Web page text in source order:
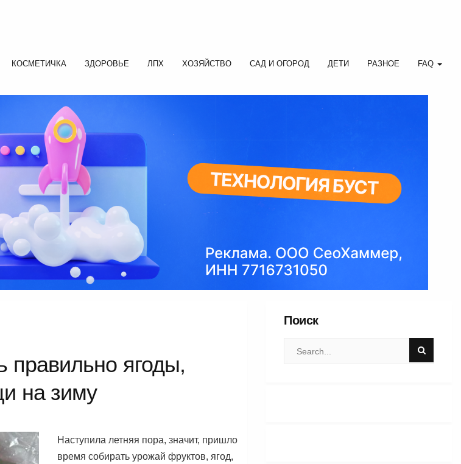
КОСМЕТИЧКА ЗДОРОВЬЕ ЛПХ ХОЗЯЙСТВО САД И ОГОРОД ДЕТИ РАЗНОЕ FAQ
правильно ягоды,
на зиму
Наступила летняя пора, значит, пришло
время собирать урожай фруктов, ягод,
Поиск